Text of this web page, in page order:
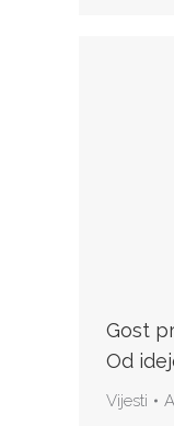
Gost
Od
Vijesti